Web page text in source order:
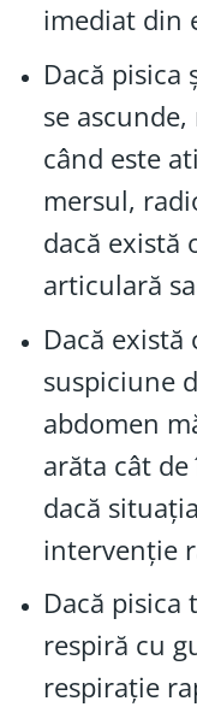
imediat din
Dacă pisica
se
când este
mersul,
dacă există
articulară
Dacă există
suspiciune
abdomen
arăta cât
dacă
intervenție
Dacă pisica
respiră cu
respirație